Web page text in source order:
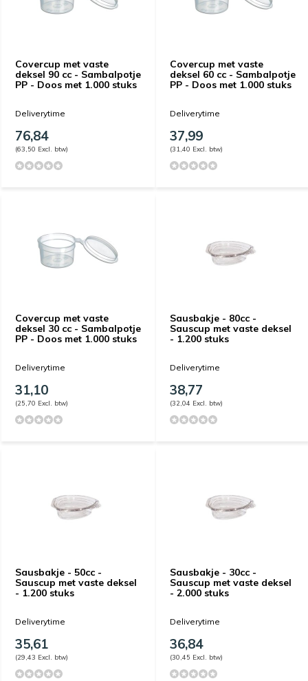
Covercup met vaste
deksel​ 90 cc - Sambalpotje
PP - Doos met 1.000 stuks
Deliverytime
76,84
(63,50 Excl. btw)
Covercup met vaste
deksel​ 60 cc - Sambalpotje
PP - Doos met 1.000 stuks
Deliverytime
37,99
(31,40 Excl. btw)
Covercup met vaste
deksel​ 30 cc - Sambalpotje
PP - Doos met 1.000 stuks
Deliverytime
31,10
(25,70 Excl. btw)
Sausbakje - 80cc -
Sauscup met vaste deksel
- 1.200 stuks
Deliverytime
38,77
(32,04 Excl. btw)
Sausbakje - 50cc -
Sauscup met vaste deksel
- 1.200 stuks
Deliverytime
35,61
(29,43 Excl. btw)
Sausbakje - 30cc -
Sauscup met vaste deksel
- 2.000 stuks
Deliverytime
36,84
(30,45 Excl. btw)